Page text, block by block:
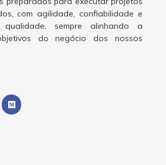
com agilidade, confiabilidade e
sempre alinhando a
do negócio dos nossos